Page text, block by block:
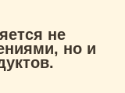
не
но и